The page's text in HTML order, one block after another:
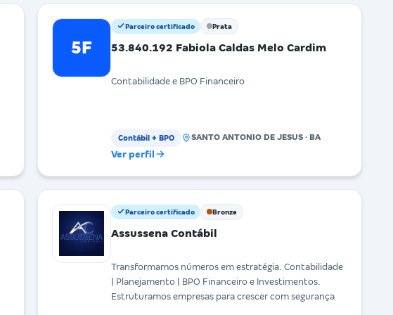
5F
Parceiro certificado Prata
53.840.192 Fabiola Caldas Melo Cardim
Contabilidade e BPO Financeiro
Contábil + BPO SANTO ANTONIO DE JESUS · BA
Ver perfil
Parceiro certificado Bronze
Assussena Contábil
Transformamos números em estratégia. Contabilidade
| Planejamento | BPO Financeiro e Investimentos.
Estruturamos empresas para crescer com segurança